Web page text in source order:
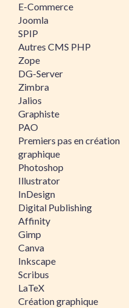
E-Commerce
Joomla
SPIP
Autres CMS PHP
Zope
DG-Server
Zimbra
Jalios
Graphiste
PAO
Premiers pas en création
graphique
Photoshop
Illustrator
InDesign
Digital Publishing
Affinity
Gimp
Canva
Inkscape
Scribus
LaTeX
Création graphique